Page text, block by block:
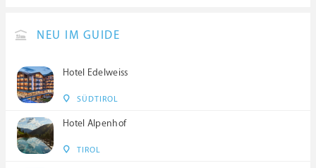
NEU IM GUIDE
Hotel Edelweiss
SÜDTIROL
Hotel Alpenhof
TIROL